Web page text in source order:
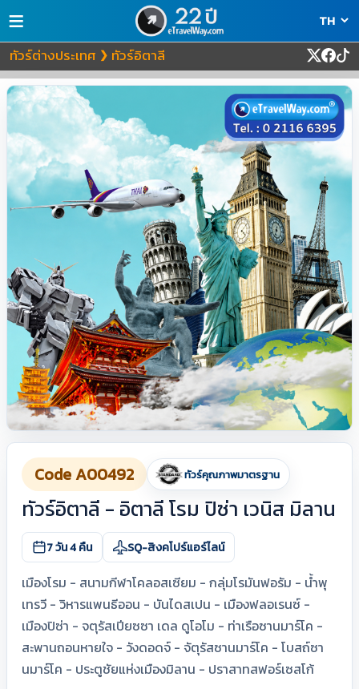
≡
ทัวร์ต่างประเทศ ❯ ทัวร์อิตาลี
Code A00492 ทัวร์คุณภาพมาตรฐาน
ทัวร์อิตาลี - อิตาลี โรม ปิซ่า เวนิส มิลาน
7 วัน 4 คืน SQ-สิงคโปร์แอร์ไลน์
เมืองโรม - สนามกีฬาโคลอสเซียม - กลุ่มโรมันฟอรัม - น้ำพุ
เทรวี - วิหารแพนธีออน - บันไดสเปน - เมืองฟลอเรนซ์ -
เมืองปิซ่า - จตุรัสเปียซซา เดล ดูโอโม - ท่าเรือซานมาร์โค -
สะพานถอนหายใจ - วังดอดจ์ - จัตุรัสซานมาร์โค - โบสถ์ซา
นมาร์โค - ประตูชัยแห่งเมืองมิลาน - ปราสาทสฟอร์เซสโก้